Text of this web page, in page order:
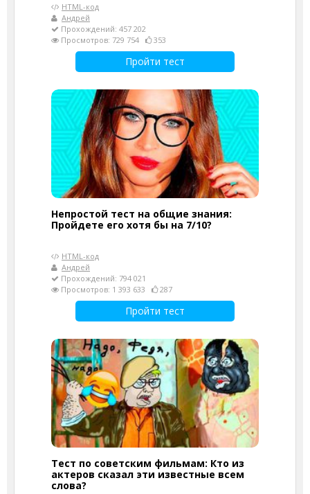
HTML-код
Андрей
Прохождений: 457 202
Просмотров: 729 754
353
Пройти тест
Непростой тест на общие знания:
Пройдете его хотя бы на 7/10?
HTML-код
Андрей
Прохождений: 794 021
Просмотров: 1 393 633
287
Пройти тест
Тест по советским фильмам: Кто из
актеров сказал эти известные всем
слова?